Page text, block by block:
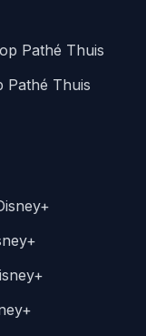
Pathé Thuis
Pathé Thuis